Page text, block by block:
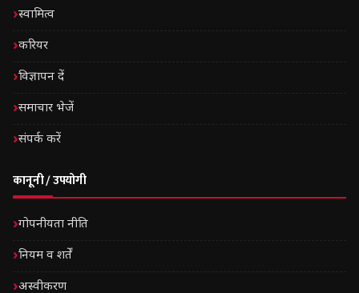
स्वामित्व
करियर
विज्ञापन दें
समाचार भेजें
संपर्क करें
कानूनी / उपयोगी
गोपनीयता नीति
नियम व शर्तें
अस्वीकरण